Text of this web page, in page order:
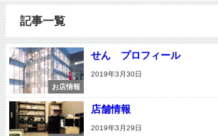
記事一覧
お店情報
せん プロフィール
2019年3月30日
店舗情報
2019年3月29日